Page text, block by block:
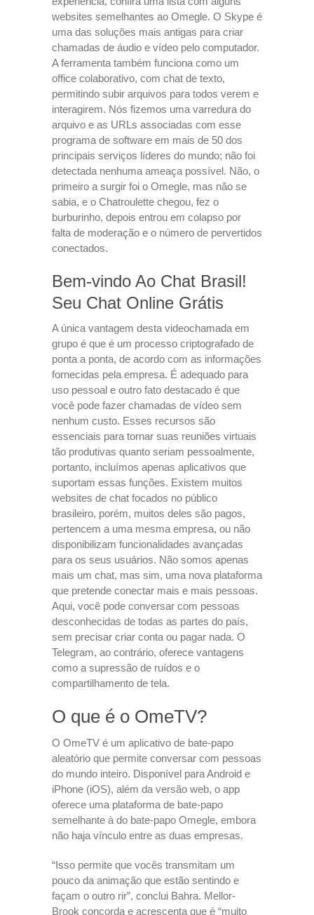
websites semelhantes ao Omegle. O Skype é
uma das soluções mais antigas para criar
chamadas de áudio e vídeo pelo computador.
A ferramenta também funciona como um
office colaborativo, com chat de texto,
permitindo subir arquivos para todos verem e
interagirem. Nós fizemos uma varredura do
arquivo e as URLs associadas com esse
programa de software em mais de 50 dos
principais serviços líderes do mundo; não foi
detectada nenhuma ameaça possível. Não, o
primeiro a surgir foi o Omegle, mas não se
sabia, e o Chatroulette chegou, fez o
burburinho, depois entrou em colapso por
falta de moderação e o número de pervertidos
conectados.
Bem-vindo Ao Chat Brasil!
Seu Chat Online Grátis
A única vantagem desta videochamada em
grupo é que é um processo criptografado de
ponta a ponta, de acordo com as informações
fornecidas pela empresa. É adequado para
uso pessoal e outro fato destacado é que
você pode fazer chamadas de vídeo sem
nenhum custo. Esses recursos são
essenciais para tornar suas reuniões virtuais
tão produtivas quanto seriam pessoalmente,
portanto, incluímos apenas aplicativos que
suportam essas funções. Existem muitos
websites de chat focados no público
brasileiro, porém, muitos deles são pagos,
pertencem a uma mesma empresa, ou não
disponibilizam funcionalidades avançadas
para os seus usuários. Não somos apenas
mais um chat, mas sim, uma nova plataforma
que pretende conectar mais e mais pessoas.
Aqui, você pode conversar com pessoas
desconhecidas de todas as partes do país,
sem precisar criar conta ou pagar nada. O
Telegram, ao contrário, oferece vantagens
como a supressão de ruídos e o
compartilhamento de tela.
O que é o OmeTV?
O OmeTV é um aplicativo de bate-papo
aleatório que permite conversar com pessoas
do mundo inteiro. Disponível para Android e
iPhone (iOS), além da versão web, o app
oferece uma plataforma de bate-papo
semelhante à do bate-papo Omegle, embora
não haja vínculo entre as duas empresas.
“Isso permite que vocês transmitam um
pouco da animação que estão sentindo e
façam o outro rir”, conclui Bahra. Mellor-
Brook concorda e acrescenta que é “muito